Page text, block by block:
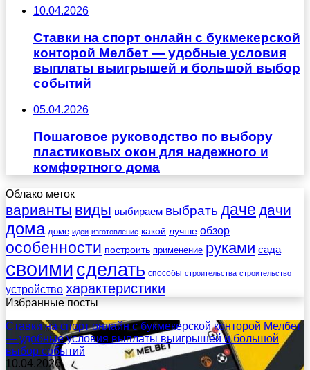
10.04.2026
Ставки на спорт онлайн с букмекерской
конторой Мелбет — удобные условия
выплаты выигрышей и большой выбор
событий
05.04.2026
Пошаговое руководство по выбору
пластиковых окон для надежного и
комфортного дома
Облако меток
варианты виды выбираем выбрать даче дачи
дома доме идеи изготовление какой лучше обзор
особенности построить применение руками сада
своими сделать способы строительства строительство
устройство характеристики
Избранные посты
Ставки на спорт онлайн с букмекерской конторой Мелбет
— удобные условия выплаты выигрышей и большой
выбор событий
10.04.2026